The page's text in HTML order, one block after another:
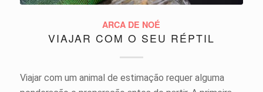
ARCA DE NOÉ
VIAJAR COM O SEU RÉPTIL
Viajar com um animal de estimação requer alguma